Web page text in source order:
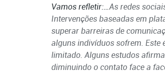
Vamos refletir:…As redes
Intervenções baseadas em
superar barreiras de
alguns indivíduos sofrem. Este
limitado. Alguns estudos
diminuindo o contato face a